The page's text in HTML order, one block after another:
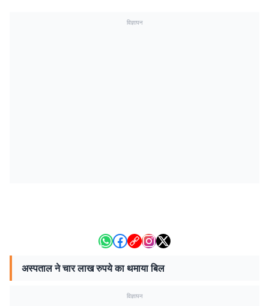
विज्ञापन
अस्पताल ने चार लाख रुपये का थमाया बिल
विज्ञापन